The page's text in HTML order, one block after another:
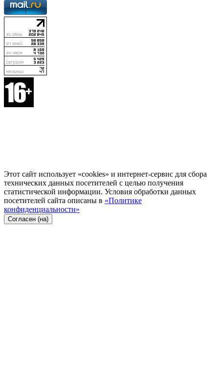
Этот сайт использует «cookies» и интернет-сервис для сбора
технических данных посетителей с целью получения
статистической информации. Условия обработки данных
посетителей сайта описаны в «Политике
конфиденциальности»
Согласен (на)